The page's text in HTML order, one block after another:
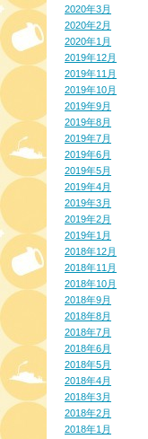
2020年3月
2020年2月
2020年1月
2019年12月
2019年11月
2019年10月
2019年9月
2019年8月
2019年7月
2019年6月
2019年5月
2019年4月
2019年3月
2019年2月
2019年1月
2018年12月
2018年11月
2018年10月
2018年9月
2018年8月
2018年7月
2018年6月
2018年5月
2018年4月
2018年3月
2018年2月
2018年1月